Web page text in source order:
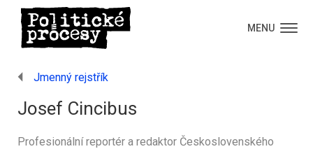
MENU
Jmenný rejstřík
Josef Cincibus
Profesionální reportér a redaktor Československého